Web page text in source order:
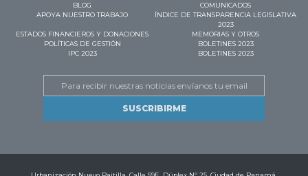
BLOG
COMUNICADOS
APOYA NUESTRO TRABAJO
ÍNDICE DE TRANSPARENCIA LEGISLATIVA
2023
ESTADOS FINANCIEROS Y DONACIONES
MEMORIAS Y OTROS
POLÍTICAS DE GESTIÓN
BOLETINES 2023
IPC 2023
BOLETINES 2023